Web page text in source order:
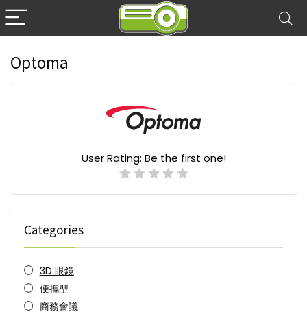
Optoma
User Rating: Be the first one!
Categories
3D 眼鏡
便攜型
商務會議